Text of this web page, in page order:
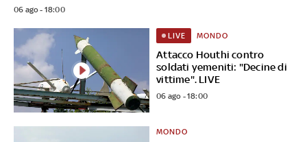
06 ago - 18:00
Attacco Houthi contro
soldati yemeniti: "Decine di
vittime". LIVE
LIVE MONDO
06 ago - 18:00
MONDO